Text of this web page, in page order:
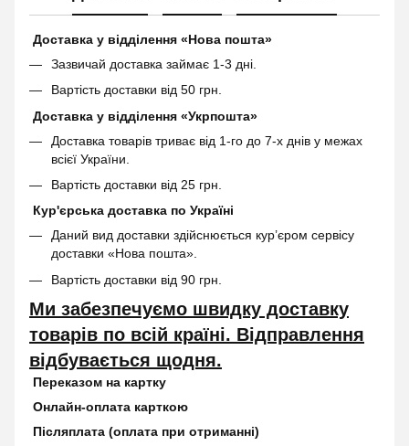
Доставка у відділення «Нова пошта»
Зазвичай доставка займає 1-3 дні.
Вартість доставки від 50 грн.
Доставка у відділення «Укрпошта»
Доставка товарів триває від 1-го до 7-х днів у межах
всієї України.
Вартість доставки від 25 грн.
Кур'єрська доставка по Україні
Даний вид доставки здійснюється кур’єром сервісу
доставки «Нова пошта».
Вартість доставки від 90 грн.
Ми забезпечуємо швидку доставку
товарів по всій країні. Відправлення
відбувається щодня.
Переказом на картку
Онлайн-оплата карткою
Післяплата (оплата при отриманні)